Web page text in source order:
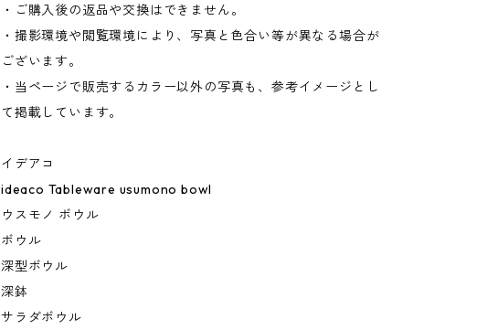
・ご購入後の返品や交換はできません。
・撮影環境や閲覧環境により、写真と色合い等が異なる場合が
ございます。
・当ページで販売するカラー以外の写真も、参考イメージとし
て掲載しています。
イデアコ
ideaco Tableware usumono bowl
ウスモノ ボウル
ボウル
深型ボウル
深鉢
サラダボウル